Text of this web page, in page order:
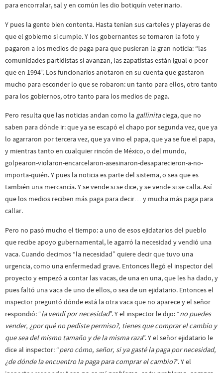
para encorralar, sal y en común les dio botiquín veterinario.
Y pues la gente bien contenta. Hasta tenían sus carteles y playeras de
que el gobierno sí cumple. Y los gobernantes se tomaron la foto y
pagaron a los medios de paga para que pusieran la gran noticia: “las
comunidades partidistas sí avanzan, las zapatistas están igual o peor
que en 1994”. Los funcionarios anotaron en su cuenta que gastaron
mucho para esconder lo que se robaron: un tanto para ellos, otro tanto
para los gobiernos, otro tanto para los medios de paga.
Pero resulta que las noticias andan como la gallinitaciega, que no
saben para dónde ir: que ya se escapó el chapo por segunda vez, que ya
lo agarraron por tercera vez, que ya vino el papa, que ya se fue el papa,
y mientras tanto en cualquier rincón de México, o del mundo,
golpearon-violaron-encarcelaron-asesinaron-desaparecieron-a-no-
importa-quién. Y pues la noticia es parte del sistema, o sea que es
también una mercancía. Y se vende si se dice, y se vende si se calla. Así
que los medios reciben más paga para decir… y mucha más paga para
callar.
Pero no pasó mucho el tiempo: a uno de esos ejidatarios del pueblo
que recibe apoyo gubernamental, le agarró la necesidad y vendió una
vaca. Cuando decimos “la necesidad” quiere decir que tuvo una
urgencia, como una enfermedad grave. Entonces llegó el inspector del
proyecto y empezó a contar las vacas, de una en una, que les ha dado, y
pues faltó una vaca de uno de ellos, o sea de un ejidatario. Entonces el
inspector preguntó dónde está la otra vaca que no aparece y el señor
respondió: “la vendí por necesidad”. Y el inspector le dijo: “no puedes
vender, ¿por qué no pediste permiso?, tienes que comprar el cambio y
que sea del mismo tamaño y de la misma raza”. Y el señor ejidatario le
dice al inspector: “pero cómo, señor, si ya gasté la paga por necesidad,
¿de dónde la encuentro la paga para comprar el cambio?”. Y el